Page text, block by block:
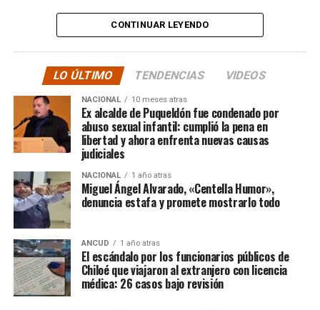
tele y donde sea para
hacer justicia.”
quienes lo han acompañado desde que compartió lo
ocurrido:
“Gracias a todos por el
apoyo!!!!”
Por el momento, las personas aludidas no han emitido
declaraciones públicas. La historia, según Centella,
recién comienza y, el mencionado posteo, ha generado
comentarios de todo tipo, en su gran mayoría, a favor
del humorista de Punta Arenas.
CONTINUAR LEYENDO
LO ÚLTIMO TENDENCIAS VIDEOS
NACIONAL 10 meses atras
Ex alcalde de Puqueldón fue condenado por
abuso sexual infantil: cumplió la pena en
libertad y ahora enfrenta nuevas causas
judiciales
NACIONAL 1 año atras
Miguel Ángel Alvarado, «Centella Humor»,
denuncia estafa y promete mostrarlo todo
ANCUD 1 año atras
El escándalo por los funcionarios públicos de
Chiloé que viajaron al extranjero con licencia
médica: 26 casos bajo revisión